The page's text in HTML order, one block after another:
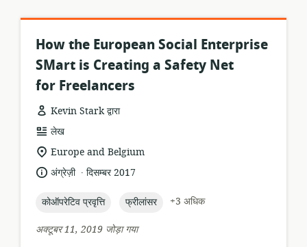
How the European Social Enterprise
SMart is Creating a Safety Net
for Freelancers
Kevin Stark द्वारा
संसाधन
प्रारूप:
लेख
सुसंगति
का
स्थान:
Europe and Belgium
भाषा:अंग्रेज़ी .
प्रकाशनदिसम्बर 2017
topic:
कोऑपरेटिव प्रवृत्ति topic:
फ्रीलांसर
+3 अधिक
अक्टूबर 11, 2019 जोड़ा गया